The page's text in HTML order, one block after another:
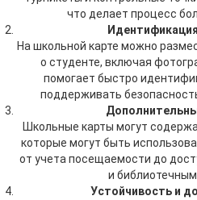
что делает процесс
На школьной карте можно
о студенте, включая
помогает быстро
поддерживать
Школьные карты могут
которые могут быть
от учета посещаемости до
и
Устойчивость и